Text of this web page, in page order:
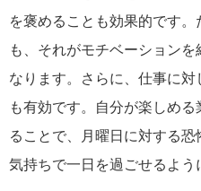
を褒めることも効果的です
も、それがモチベーション
なります。さらに、仕事に
も有効です。自分が楽しめ
ることで、月曜日に対する
気持ちで一日を過ごせるよう